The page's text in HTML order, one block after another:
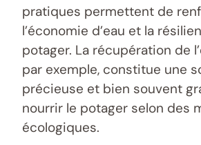
pratiques permettent de
l’économie d’eau et la
potager. La récupération de
par exemple, constitue une
précieuse et bien souvent
nourrir le potager selon des
écologiques.